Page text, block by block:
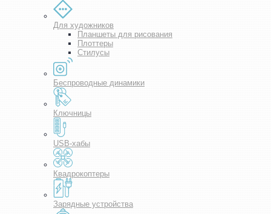
Для художников
Планшеты для рисования
Плоттеры
Стилусы
Беспроводные динамики
Ключницы
USB-хабы
Квадрокоптеры
Зарядные устройства